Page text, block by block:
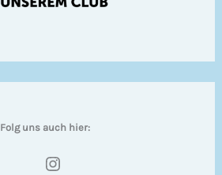
Folg uns auch hier:
Instagram